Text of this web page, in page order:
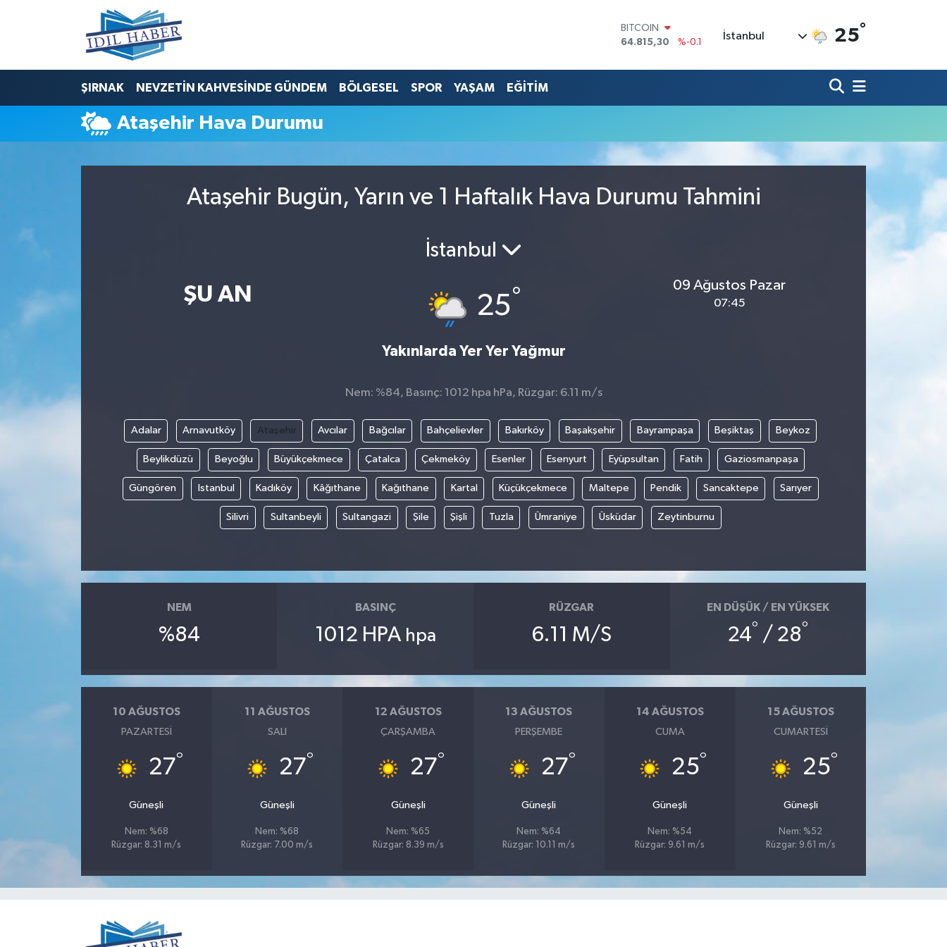
BITCOIN
64.815,30
%-0.1
47,7436
%0.18
GRAM ALTIN
6660.55
BİST100
İstanbul 25°
ŞIRNAK NEVZETİN KAHVESİNDE GÜNDEM BÖLGESEL SPOR YAŞAM EĞİTİM
Ataşehir Hava Durumu
Ataşehir Bugün, Yarın ve 1 Haftalık Hava Durumu Tahmini
ŞU AN
İstanbul
25°
Yakınlarda Yer Yer Yağmur
09 Ağustos Pazar
07:45
Nem: %84, Basınç: 1012 hpa hPa, Rüzgar: 6.11 m/s
Adalar Arnavutköy Ataşehir Avcılar Bağcılar Bahçelievler Bakırköy Başakşehir Bayrampaşa Beşiktaş Beykoz
Beylikdüzü Beyoğlu Büyükçekmece Çatalca Çekmeköy Esenler Esenyurt Eyüpsultan Fatih Gaziosmanpaşa
Güngören Istanbul Kadıköy Kâğıthane Kağıthane Kartal Küçükçekmece Maltepe Pendik Sancaktepe Sarıyer
Silivri Sultanbeyli Sultangazi Şile Şişli Tuzla Ümraniye Üsküdar Zeytinburnu
NEM
%84
BASINÇ
1012 HPA hpa
RÜZGAR
6.11 M/S
EN DÜŞÜK / EN YÜKSEK
24° / 28°
10 AĞUSTOS
PAZARTESI
27°
Güneşli
Nem: %68
Rüzgar: 8.31 m/s
11 AĞUSTOS
SALI
27°
Güneşli
Nem: %68
Rüzgar: 7.00 m/s
12 AĞUSTOS
ÇARŞAMBA
27°
Güneşli
Nem: %65
Rüzgar: 8.39 m/s
13 AĞUSTOS
PERŞEMBE
27°
Güneşli
Nem: %64
Rüzgar: 10.11 m/s
14 AĞUSTOS
CUMA
25°
Güneşli
Nem: %54
Rüzgar: 9.61 m/s
15 AĞUSTOS
CUMARTESI
25°
Güneşli
Nem: %52
Rüzgar: 9.61 m/s
Nöbetçi Eczaneler
Hava Durumu
Trafik Durumu